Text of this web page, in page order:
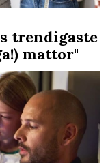
trendigaste
mattor"